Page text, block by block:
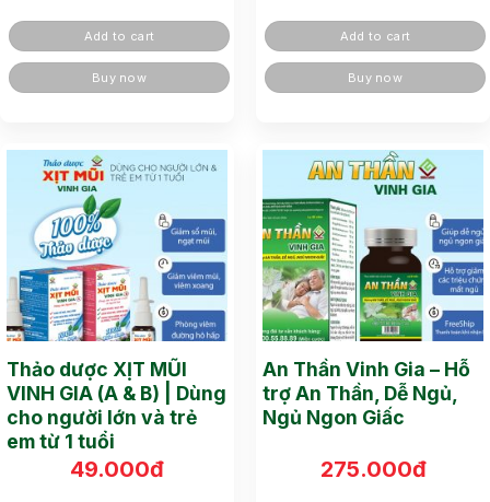
Add to cart
Buy now
Add to cart
Buy now
Thảo dược XỊT MŨI
VINH GIA (A & B) | Dùng
cho người lớn và trẻ
em từ 1 tuổi
49.000đ
An Thần Vinh Gia – Hỗ
trợ An Thần, Dễ Ngủ,
Ngủ Ngon Giấc
275.000đ